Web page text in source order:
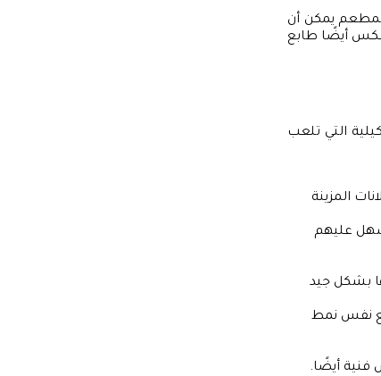
يمكن أن
أيضًا طابع
التي تلعب
المزينة
عليهم
بشكل جيد
مع نفس نمط
فنية أيضًا.